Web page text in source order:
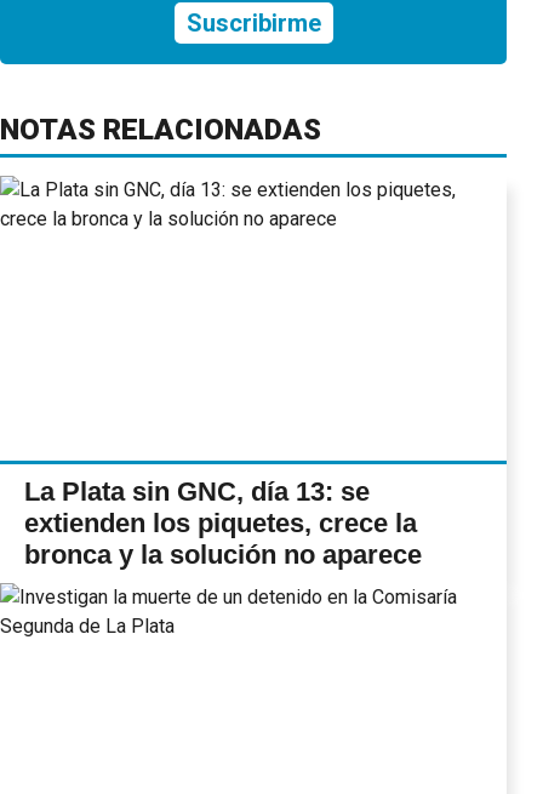
Suscribirme
NOTAS RELACIONADAS
La Plata sin GNC, día 13: se
extienden los piquetes, crece la
bronca y la solución no aparece